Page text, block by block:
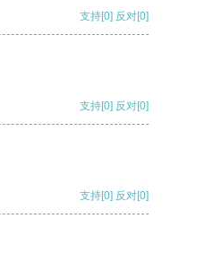
支持[0] 反对[0]
支持[0] 反对[0]
支持[0] 反对[0]